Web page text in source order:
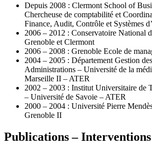
Depuis 2008 : Clermont School of
Chercheuse de comptabilité et
Finance, Audit, Contrôle et Systèmes
2006 – 2012 : Conservatoire National
Grenoble et Clermont
2006 – 2008 : Grenoble Ecole de
2004 – 2005 : Département Gestion
Administrations – Université de la
Marseille II – ATER
2002 – 2003 : Institut Universitaire de
– Université de Savoie – ATER
2000 – 2004 : Université Pierre
Grenoble II
Publications – Interventions